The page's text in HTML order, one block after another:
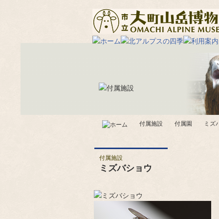
付属施設 付属園 ミズ
付属施設
ミズバショウ